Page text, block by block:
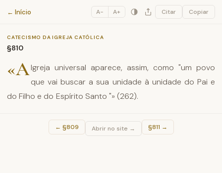
Catecismo da Igreja Católica
← Início A− A+ Citar Copiar
CATECISMO DA IGREJA CATÓLICA
§810
«AIgreja universal aparece, assim, como "um povo
que vai buscar a sua unidade à unidade do Pai e
do Filho e do Espírito Santo "» (262).
← §809 Abrir no site → §811 →